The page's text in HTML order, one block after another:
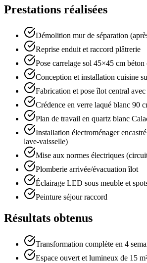
Prestations réalisées
Démolition mur de séparation
Reprise enduit et raccord plâtrerie
Pose carrelage sol 45×45 cm béton
Conception et installation cuisine
Fabrication et pose îlot central avec
Crédence en verre laqué blanc 90
Plan de travail en quartz blanc
Installation électroménager
lave-vaisselle)
Mise aux normes électriques
Plomberie arrivée/évacuation îlot
Éclairage LED sous meuble et
Peinture séjour raccord
Résultats obtenus
Transformation complète en 4
Espace ouvert et lumineux de 15